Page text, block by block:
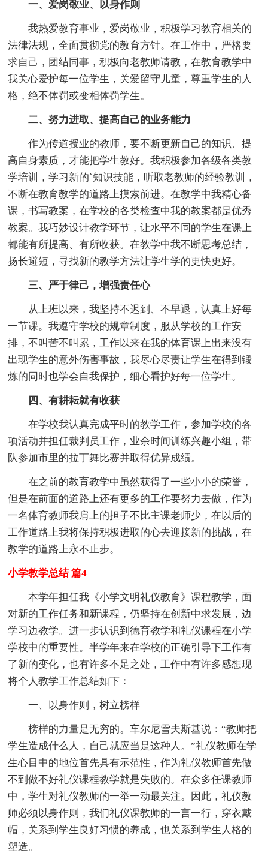
一、爱岗敬业、以身作则
我热爱教育事业，爱岗敬业，积极学习教育相关的
法律法规，全面贯彻党的教育方针。在工作中，严格要
求自己，团结同事，积极向老教师请教，在教育教学中
我关心爱护每一位学生，关爱留守儿童，尊重学生的人
格，绝不体罚或变相体罚学生。
二、努力进取、提高自己的业务能力
作为传道授业的教师，要不断更新自己的知识、提
高自身素质，才能把学生教好。我积极参加各级各类教
学培训，学习新的`知识技能，听取老教师的经验教训，
不断在教育教学的道路上摸索前进。在教学中我精心备
课，书写教案，在学校的各类检查中我的教案都是优秀
教案。我巧妙设计教学环节，让水平不同的学生在课上
都能有所提高、有所收获。在教学中我不断思考总结，
扬长避短，寻找新的教学方法让学生学的更快更好。
三、严于律己，增强责任心
从上班以来，我坚持不迟到、不早退，认真上好每
一节课。我遵守学校的规章制度，服从学校的工作安
排，不叫苦不叫累，工作以来在我的体育课上出来没有
出现学生的意外伤害事故，我尽心尽责让学生在得到锻
炼的同时也学会自我保护，细心看护好每一位学生。
四、有耕耘就有收获
在学校我认真完成平时的教学工作，参加学校的各
项活动并担任裁判员工作，业余时间训练兴趣小组，带
队参加市里的拉丁舞比赛并取得优异成绩。
在之前的教育教学中虽然获得了一些小小的荣誉，
但是在前面的道路上还有更多的工作要努力去做，作为
一名体育教师我肩上的担子不比主课老师少，在以后的
工作道路上我将保持积极进取的心去迎接新的挑战，在
教学的道路上永不止步。
小学教学总结 篇4
本学年担任我《小学文明礼仪教育》课程教学，面
对新的工作任务和新课程，仍坚持在创新中求发展，边
学习边教学。进一步认识到德育教学和礼仪课程在小学
学校中的重要性。半学年来在学校的正确引导下工作有
了新的变化，也有许多不足之处，工作中有许多感想现
将个人教学工作总结如下：
一、以身作则，树立榜样
榜样的力量是无穷的。车尔尼雪夫斯基说：“教师把
学生造成什么人，自己就应当是这种人。”礼仪教师在学
生心目中的地位首先具有示范性，作为礼仪教师首先做
不到做不好礼仪课程教学就是失败的。在众多任课教师
中，学生对礼仪教师的一举一动最关注。因此，礼仪教
师必须以身作则，我们礼仪课教师的一言一行，穿衣戴
帽，关系到学生良好习惯的养成，也关系到学生人格的
塑造。